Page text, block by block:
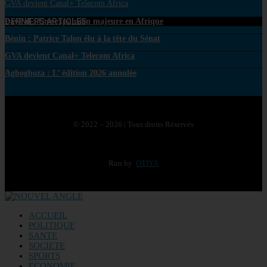
GVA devient Canal+ Telecom Africa
DERNIERS ARTICLES
PayPal : Une expansion majeure en Afrique
Bénin : Patrice Talon élu à la tête du Sénat
GVA devient Canal+ Telecom Africa
Agbogboza : L’ édition 2026 annulée
© 2022 – 2026 | Tous droits Réservés
Run by OTIYA
ACCUEIL
POLITIQUE
SANTE
SOCIETE
SPORTS